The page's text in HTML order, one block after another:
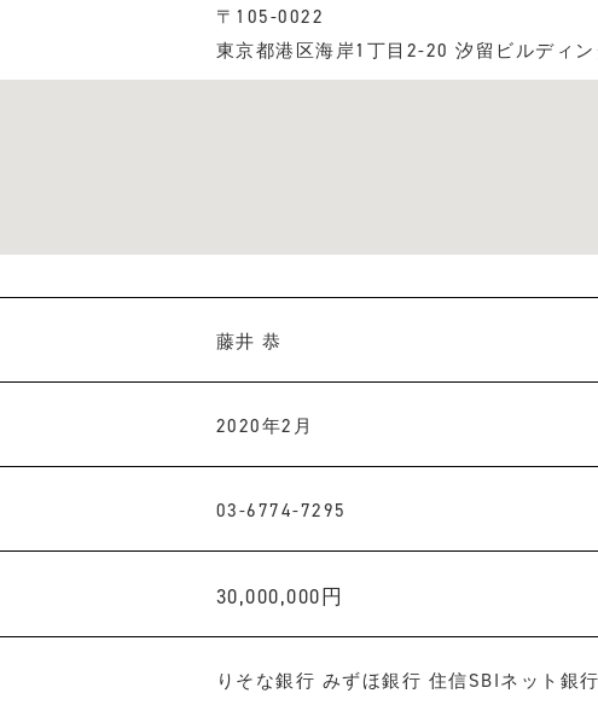
〒105-0022
東京都港区海岸1丁目2-20 汐留ビルディ
藤井 恭
2020年2月
03-6774-7295
30,000,000円
りそな銀行 みずほ銀行 住信SBIネット銀